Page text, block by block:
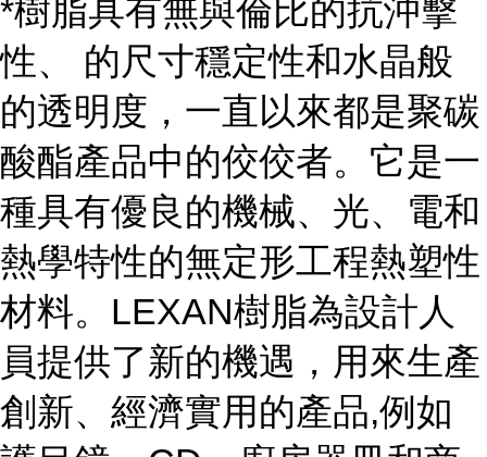
*樹脂具有無與倫比的抗沖擊
性、 的尺寸穩定性和水晶般
的透明度，一直以來都是聚碳
酸酯產品中的佼佼者。它是一
種具有優良的機械、光、電和
熱學特性的無定形工程熱塑性
材料。LEXAN樹脂為設計人
員提供了新的機遇，用來生產
創新、經濟實用的產品,例如